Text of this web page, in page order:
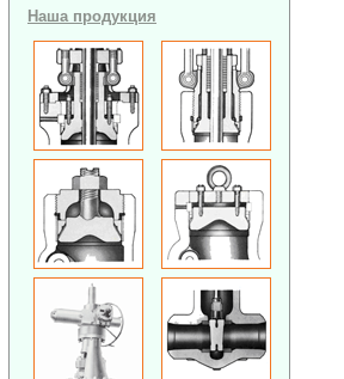
Наша продукция